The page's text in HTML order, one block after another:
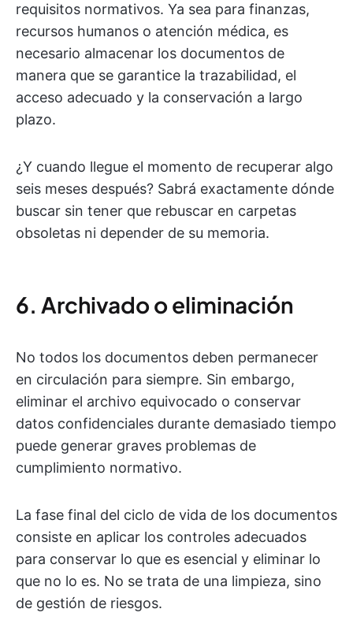
requisitos normativos. Ya sea para finanzas,
recursos humanos o atención médica, es
necesario almacenar los documentos de
manera que se garantice la trazabilidad, el
acceso adecuado y la conservación a largo
plazo.
¿Y cuando llegue el momento de recuperar algo
seis meses después? Sabrá exactamente dónde
buscar sin tener que rebuscar en carpetas
obsoletas ni depender de su memoria.
6. Archivado o eliminación
No todos los documentos deben permanecer
en circulación para siempre. Sin embargo,
eliminar el archivo equivocado o conservar
datos confidenciales durante demasiado tiempo
puede generar graves problemas de
cumplimiento normativo.
La fase final del ciclo de vida de los documentos
consiste en aplicar los controles adecuados
para conservar lo que es esencial y eliminar lo
que no lo es. No se trata de una limpieza, sino
de gestión de riesgos.